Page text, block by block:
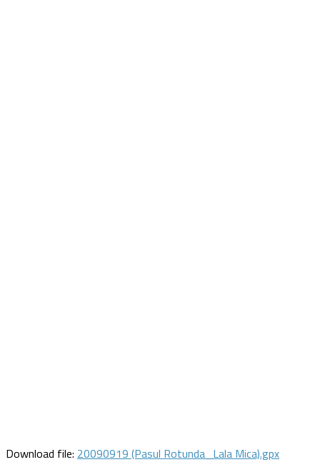
Download file: 20090919 (Pasul Rotunda_Lala Mica).gpx